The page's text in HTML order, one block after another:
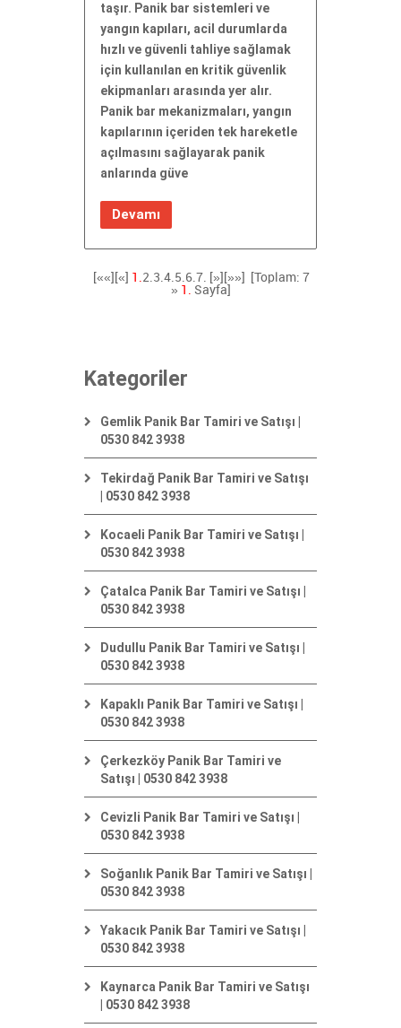
taşır. Panik bar sistemleri ve
yangın kapıları, acil durumlarda
hızlı ve güvenli tahliye sağlamak
için kullanılan en kritik güvenlik
ekipmanları arasında yer alır.
Panik bar mekanizmaları, yangın
kapılarının içeriden tek hareketle
açılmasını sağlayarak panik
anlarında güve
Devamı
[««][«] 1.2.3.4.5.6.7. [»] [»»]
[Toplam: 7
» 1. Sayfa]
Kategoriler
Gemlik Panik Bar Tamiri ve Satışı |
0530 842 3938
Tekirdağ Panik Bar Tamiri ve Satışı
| 0530 842 3938
Kocaeli Panik Bar Tamiri ve Satışı |
0530 842 3938
Çatalca Panik Bar Tamiri ve Satışı |
0530 842 3938
Dudullu Panik Bar Tamiri ve Satışı |
0530 842 3938
Kapaklı Panik Bar Tamiri ve Satışı |
0530 842 3938
Çerkezköy Panik Bar Tamiri ve
Satışı | 0530 842 3938
Cevizli Panik Bar Tamiri ve Satışı |
0530 842 3938
Soğanlık Panik Bar Tamiri ve Satışı |
0530 842 3938
Yakacık Panik Bar Tamiri ve Satışı |
0530 842 3938
Kaynarca Panik Bar Tamiri ve Satışı
| 0530 842 3938